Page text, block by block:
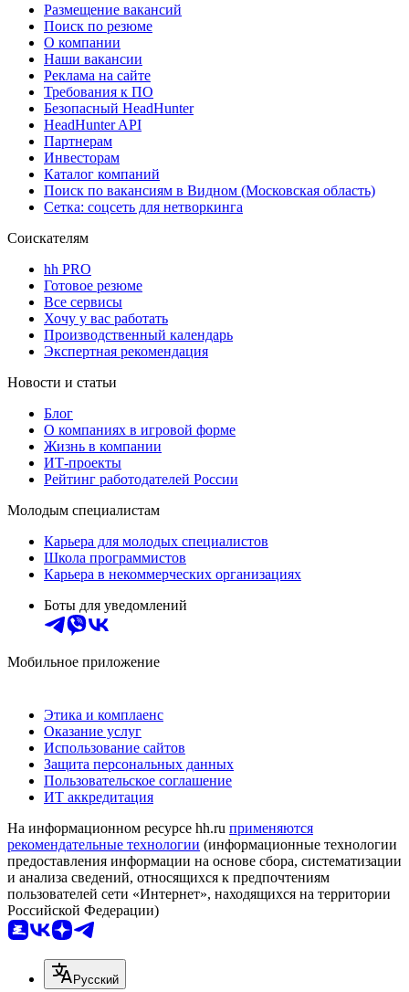
Размещение вакансий
Поиск по резюме
О компании
Наши вакансии
Реклама на сайте
Требования к ПО
Безопасный HeadHunter
HeadHunter API
Партнерам
Инвесторам
Каталог компаний
Поиск по вакансиям в Видном (Московская область)
Сетка: соцсеть для нетворкинга
Соискателям
hh PRO
Готовое резюме
Все сервисы
Хочу у вас работать
Производственный календарь
Экспертная рекомендация
Новости и статьи
Блог
О компаниях в игровой форме
Жизнь в компании
ИТ-проекты
Рейтинг работодателей России
Молодым специалистам
Карьера для молодых специалистов
Школа программистов
Карьера в некоммерческих организациях
Боты для уведомлений
Мобильное приложение
Этика и комплаенс
Оказание услуг
Использование сайтов
Защита персональных данных
Пользовательское соглашение
ИТ аккредитация
На информационном ресурсе hh.ru применяются
рекомендательные технологии (информационные технологии
предоставления информации на основе сбора, систематизации
и анализа сведений, относящихся к предпочтениям
пользователей сети «Интернет», находящихся на территории
Российской Федерации)
Русский